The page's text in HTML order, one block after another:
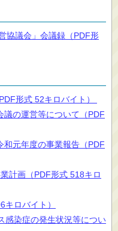
協議会」会議録（PDF形
形式 52キロバイト）
議の運営等について（PDF
和元年度の事業報告（PDF
計画（PDF形式 518キロ
ロバイト）
感染症の発生状況等につい